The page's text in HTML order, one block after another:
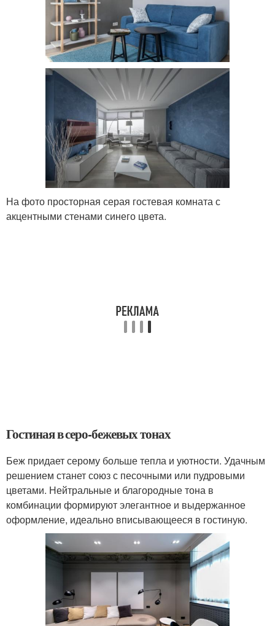
На фото просторная серая гостевая комната с
акцентными стенами синего цвета.
Гостиная в серо-бежевых тонах
Беж придает серому больше тепла и уютности. Удачным
решением станет союз с песочными или пудровыми
цветами. Нейтральные и благородные тона в
комбинации формируют элегантное и выдержанное
оформление, идеально вписывающееся в гостиную.